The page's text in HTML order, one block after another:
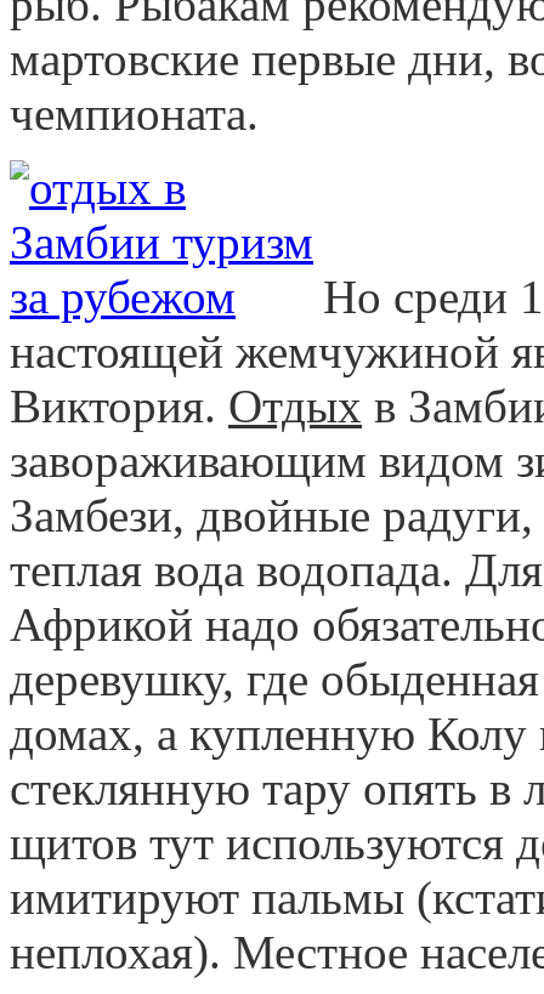
мартовские первые дни,
чемпионата.
Но среди
настоящей жемчужиной
Виктория. Отдых в
завораживающим видом
Замбези, двойные
теплая вода водопада.
Африкой надо
деревушку, где
домах, а купленную Колу
стеклянную тару опять в
щитов тут используются
имитируют пальмы
неплохая). Местное